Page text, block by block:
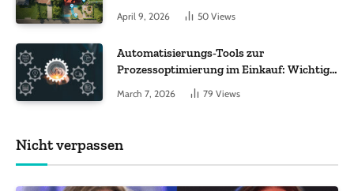
Worauf es bei 200 bis 500 m² wirklich
ankommt
April 9, 2026 50 Views
Automatisierungs-Tools zur
Prozessoptimierung im Einkauf: Wichtige
Funktionen, auf die Sie achten sollten
March 7, 2026 79 Views
Nicht verpassen